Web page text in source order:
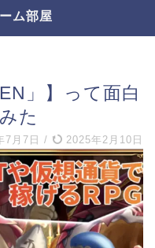
ム部屋
」】って面白
た
7月7日 / 2025年2月10日